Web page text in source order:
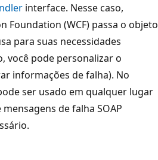
interface. Nesse caso,
Foundation (WCF) passa o objeto
para suas necessidades
você pode personalizar o
informações de falha). No
ser usado em qualquer lugar
de falha SOAP